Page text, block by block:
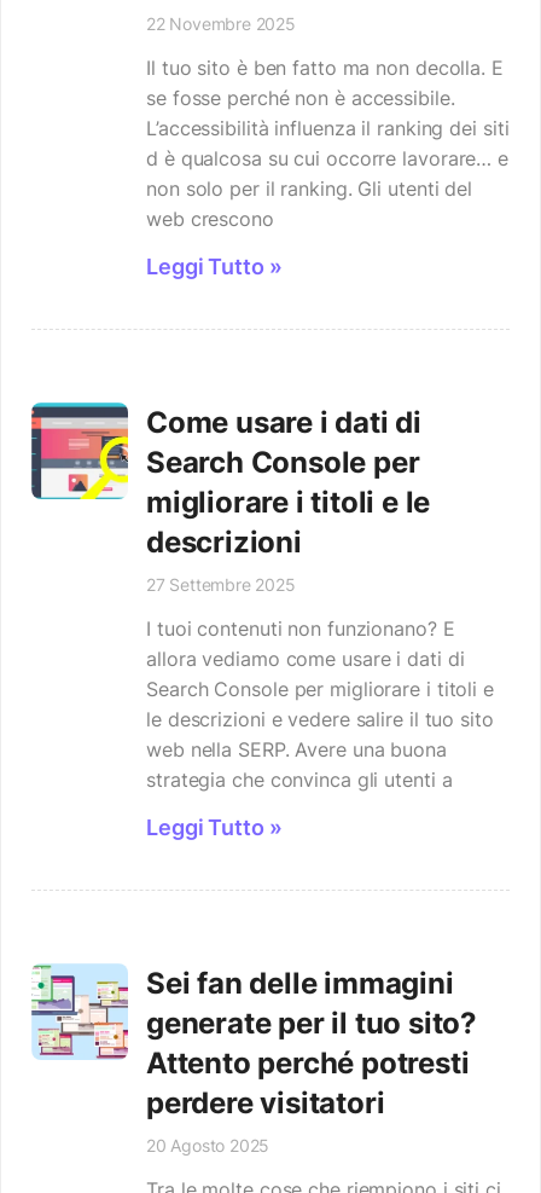
22 Novembre 2025
Il tuo sito è ben fatto ma non decolla. E
se fosse perché non è accessibile.
L’accessibilità influenza il ranking dei siti
d è qualcosa su cui occorre lavorare… e
non solo per il ranking. Gli utenti del
web crescono
Leggi Tutto »
Come usare i dati di
Search Console per
migliorare i titoli e le
descrizioni
27 Settembre 2025
I tuoi contenuti non funzionano? E
allora vediamo come usare i dati di
Search Console per migliorare i titoli e
le descrizioni e vedere salire il tuo sito
web nella SERP. Avere una buona
strategia che convinca gli utenti a
Leggi Tutto »
Sei fan delle immagini
generate per il tuo sito?
Attento perché potresti
perdere visitatori
20 Agosto 2025